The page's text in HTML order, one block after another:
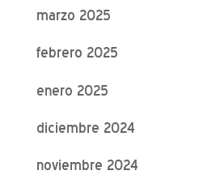
marzo 2025
febrero 2025
enero 2025
diciembre 2024
noviembre 2024